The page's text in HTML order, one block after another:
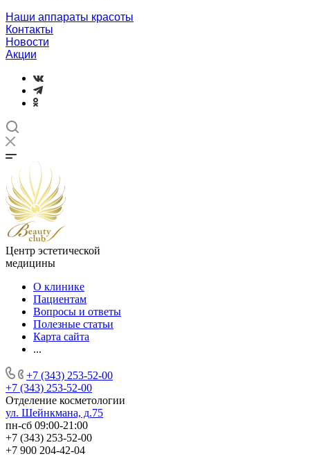
Наши аппараты красоты
Контакты
Новости
Акции
Центр эстетической
медицины
О клинике
Пациентам
Вопросы и ответы
Полезные статьи
Карта сайта
...
+7 (343) 253-52-00
+7 (343) 253-52-00
Отделение косметологии
ул. Шейнкмана, д.75
пн-сб 09:00-21:00
+7 (343) 253-52-00
+7 900 204-42-04